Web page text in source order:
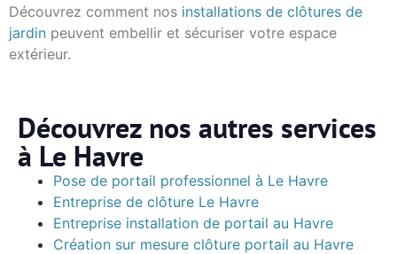
Découvrez comment nos installations de clôtures de
jardin peuvent embellir et sécuriser votre espace
extérieur.
Découvrez nos autres services
à Le Havre
Pose de portail professionnel à Le Havre
Entreprise de clôture Le Havre
Entreprise installation de portail au Havre
Création sur mesure clôture portail au Havre